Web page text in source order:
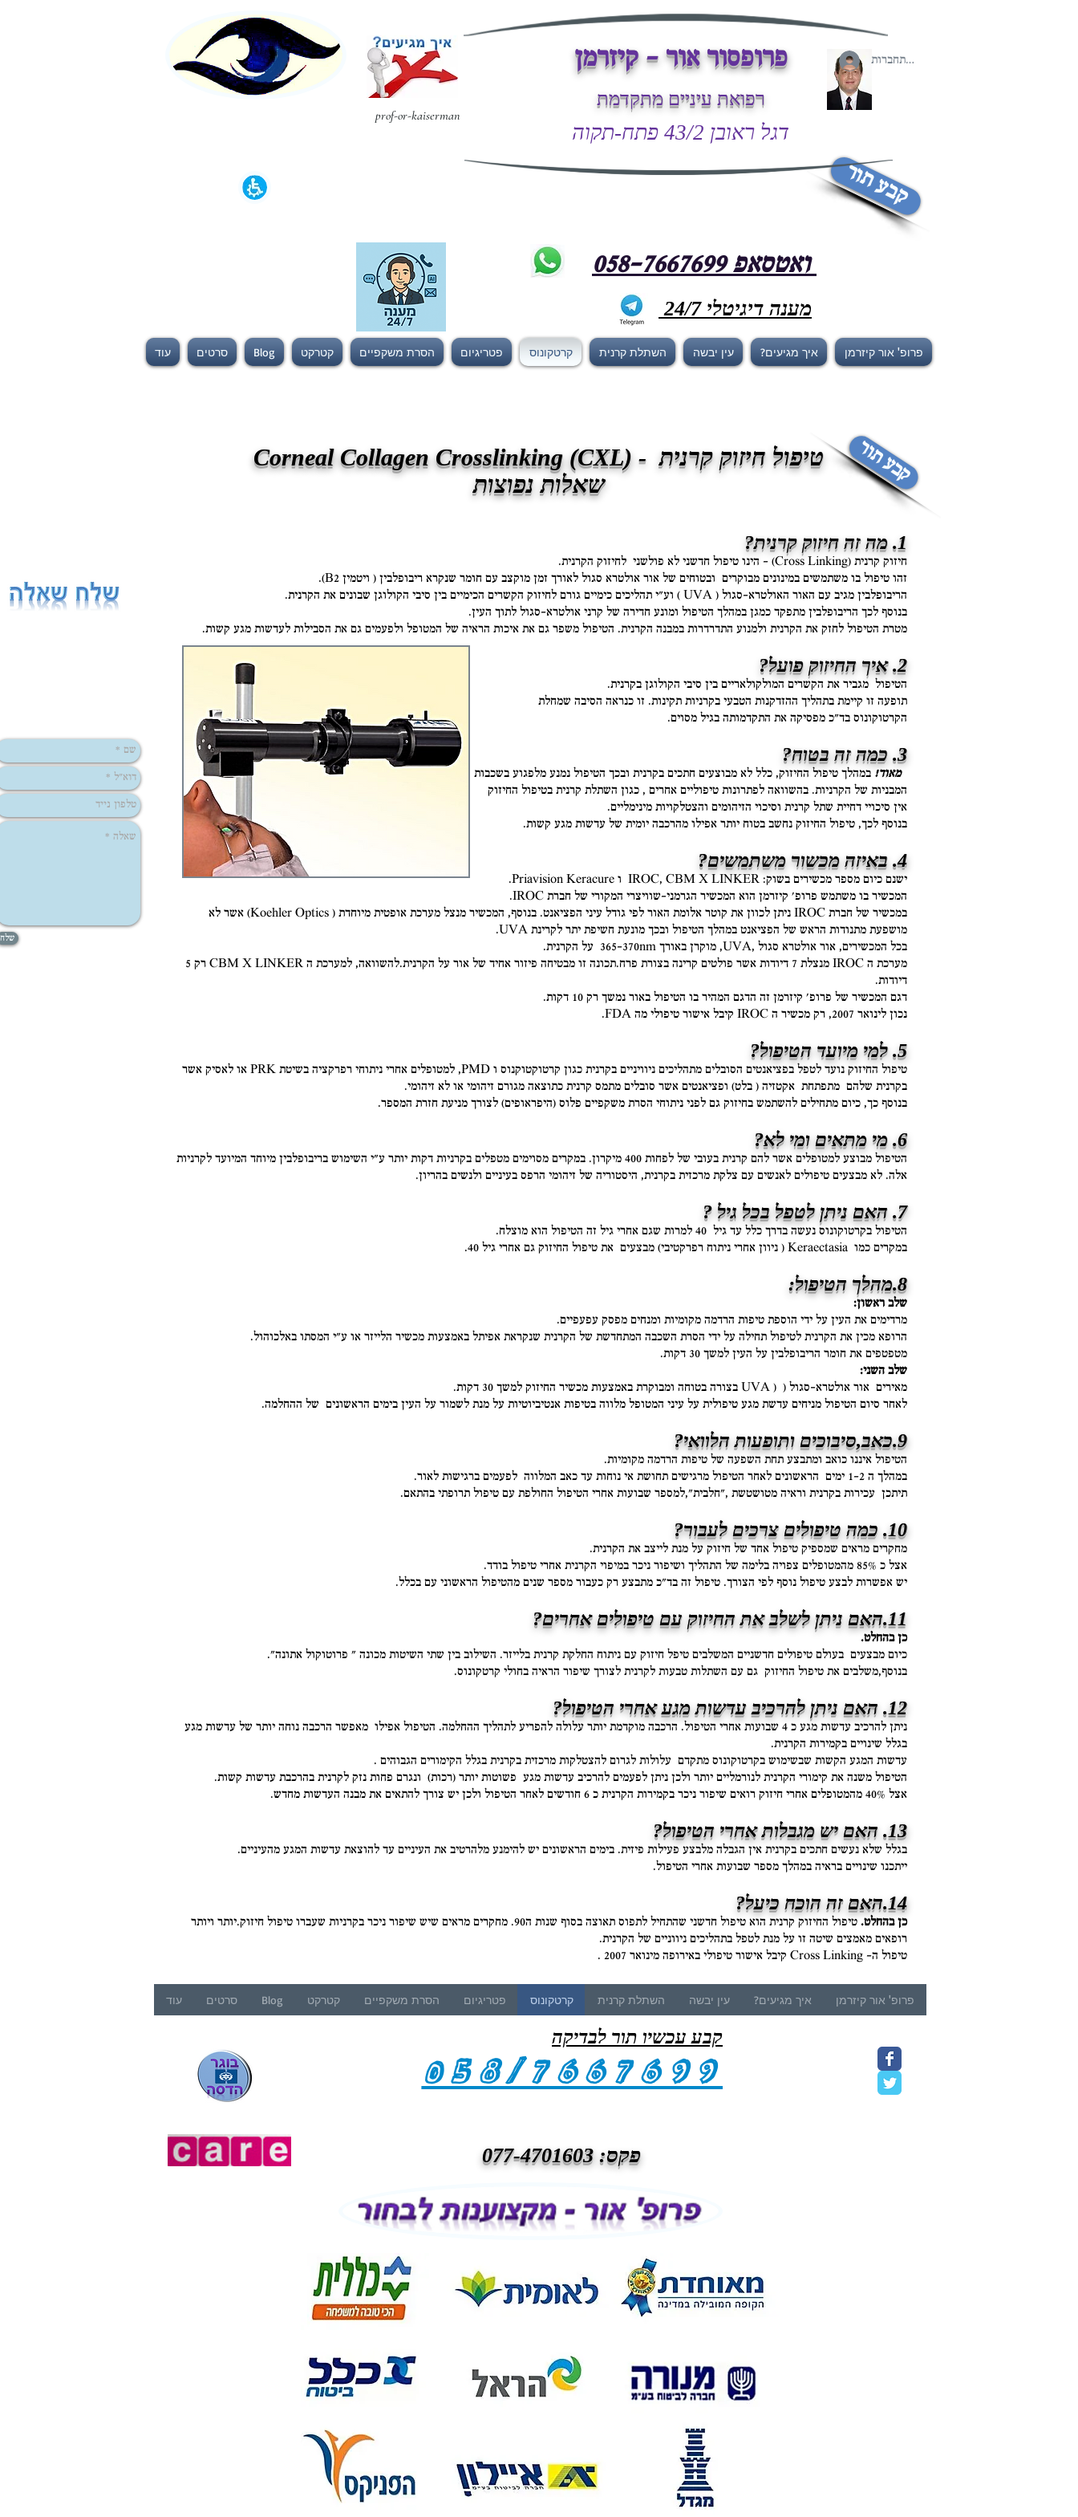
פרופסור אור - קיזרמן
רפואת עיניים מתקדמת
דגל ראובן 43/2 פתח-תקוה
להתחברות
prof-or-kaiserman
קבע תור
ואטסאפ 058-7667699
מענה דיגיטלי 24/7
פרופ' אור קיזרמן איך מגיעים? עין יבשה השתלת קרנית קרטקונוס פטריגיום הסרת משקפיים קטרקט Blog סרטים עוד
טיפול חיזוק קרנית - (Corneal Collagen Crosslinking (CXL
שאלות נפוצות
1. מה זה חיזוק קרנית?
חיזוק קרנית (Cross Linking) – הינו טיפול חדשני לא פולשני לחיזוק הקרנית.
זהו טיפול בו משתמשים במינונים מבוקרים ובטוחים של אור אולטרא סגול לאורך זמן מוקצב עם חומר שנקרא ריבופלבין ( ויטמין B2).
הריבופלבין מגיב עם האור האולטרא-סגול ( UVA ) וע"י תהליכים כימיים גורם לחיזוק הקשרים הכימיים בין סיבי הקולוגן שבונים את הקרנית.
בנוסף לכך הריבופלבין מתפקד כמגן במהלך הטיפול ומונע חדירה של קרני אולטרא-סגול לתוך העין.
מטרת הטיפול לחזק את הקרנית ולמנוע התדרדרות במבנה הקרנית. הטיפול משפר גם את איכות הראיה של המטופל ולפעמים גם את הסבילות לעדשות מגע קשות.
2. איך החיזוק פועל?
הטיפול מגביר את הקשרים המולקולאריים בין סיבי הקולוגן בקרנית.
תופעה זו קיימת בתהליך ההזדקנות הטבעי בקרניות תקינות. זו כנראה הסיבה שמחלת
הקרטוקונוס בד"כ מפסיקה את התקדמותה בגיל מסוים.
3. כמה זה בטוח?
מאוד! במהלך טיפול החיזוק, כלל לא מבוצעים חתכים בקרנית ובכך הטיפול נמנע מלפגוע בשכבות
המבניות של הקרניות. בהשוואה לפתרונות טיפוליים אחרים , כגון השתלת קרנית בטיפול החיזוק
אין סיכויי דחיית שתל קרנית וסיכוי הזיהומים והצטלקויות מינימליים.
בנוסף לכך, טיפול החיזוק נחשב בטוח יותר אפילו מהרכבה יומית של עדשות מגע קשות.
4. באיזה מכשור משתמשים?
ישנם כיום מספר מכשירים בשוק: IROC, CBM X LINKER ו Priavision Keracure.
המכשיר בו משתמש פרופ' קיזרמן הוא המכשיר הגרמני-שוויצרי המקורי של חברת IROC.
במכשיר של חברת IROC ניתן לכוון את קוטר אלומת האור לפי גודל עיני הפציאנט. בנוסף, המכשיר מנצל מערכת אופטית מיוחדת ( Koehler Optics) אשר לא
מושפעת מתנודות הראש של הפציאנט במהלך הטיפול ובכך מונעת חשיפת יתר לקרינת UVA.
בכל המכשירים, אור אולטרא סגול ,UVA, מוקרן באורך 365-370nm על הקרנית.
מערכת ה IROC מנצלת 7 דיודות אשר פולטים קרינה בצורת פרח.תכונה זו מבטיחה פיזור אחיד של אור על הקרנית.להשוואה, למערכת ה CBM X LINKER רק 5
דיודות.
דגם המכשיר של פרופ' קיזרמן זה הדגם המהיר בו הטיפול באור נמשך רק 10 דקות.
נכון לינואר 2007, רק מכשיר ה IROC קיבל אישור טיפולי מה FDA.
5. למי מיועד הטיפול?
טיפול החיזוק נועד לטפל בפציאנטים הסובלים מתהליכים ניוויניים בקרנית כגון קרטוקטוקנוס ו PMD, למטופלים אחרי ניתוחי רפרקציה בשיטת PRK או לאסיק אשר
בקרנית שלהם מתפתחת אקטזיה ( בלט) ופציאנטים אשר סובלים מתמס קרנית כתוצאה מגורם זיהומי או לא זיהומי.
בנוסף כך, כיום מתחילים להשתמש בחיזוק גם לפני ניתוחי הסרת משקפיים פלוס (היפראופים) לצורך מניעת חזרת המספר.
6. מי מתאים ומי לא?
הטיפול מבוצע למטופלים אשר להם קרנית בעובי של לפחות 400 מיקרון. במקרים מסוימים מטפלים בקרניות דקות יותר ע"י השימוש בריבופלבין מיוחד המיועד לקרניות
אלה. לא מבצעים טיפולים לאנשים עם צלקת מרכזית בקרנית, היסטוריה של זיהומי הרפס בעיניים ולנשים בהריון.
7. האם ניתן לטפל בכל גיל ?
הטיפול בקרטוקונוס נעשה בדרך כלל עד גיל 40 למרות שגם אחרי גיל זה הטיפול הוא מוצלח.
במקרים כמו Keraectasia ( ניוון אחרי ניתוח רפרקטיבי) מבצעים את טיפול החיזוק גם אחרי גיל 40.
8.מהלך הטיפול:
שלב ראשון:
מרדימים את העין על ידי הוספת טיפות הרדמה מקומיות ומנחים מפסק עפעפיים.
הרופא מכין את הקרנית לטיפול תחילה על ידי הסרת השכבה המתחדשת של הקרנית שנקראת אפיתל באמצעות מכשיר הלייזר או ע"י המסתו באלכוהול.
מטפטפים את חומר הריבופלבין על העין למשך 30 דקות.
שלב השני:
מאירים אור אולטרא-סגול ( ( UVA בצורה בטוחה ומבוקרת באמצעות מכשיר החיזוק למשך 30 דקות.
לאחר סיום הטיפול מניחים עדשת מגע טיפולית על עיני המטופל מלווה בטיפות אנטיביוטיות על מנת לשמור על העין בימים הראשונים של ההחלמה.
9.כאב,סיבוכים ותופעות הלוואי?
הטיפול איננו כואב ומתבצע תחת השפעה של טיפות הרדמה מקומיות.
במהלך ה 1-2 ימים הראשונים לאחר הטיפול מרגישים תחושת אי נוחות עד כאב המלווה לפעמים ברגישות לאור.
תיתכן עכירות בקרנית וראיה מטושטשת ,"חלבית",למספר שבועות אחרי הטיפול החולפת עם טיפול תרופתי בהתאם.
10. כמה טיפולים צרכים לעבור?
מחקרים מראים שמספיק טיפול אחד של חיזוק על מנת לייצב את הקרנית.
אצל כ 85% מהמטופלים צפויה בלימה של התהליך ושיפור ניכר במיפוי הקרנית אחרי טיפול בודד.
יש אפשרות לבצע טיפול נוסף לפי הצורך. טיפול זה בד"כ מתבצע רק כעבור מספר שנים מהטיפול הראשוני עם בכלל.
11.האם ניתן לשלב את החיזוק עם טיפולים אחרים?
כן בהחלט.
כיום מבצעים בעולם טיפולים חדשניים המשלבים טיפל חיזוק עם ניתוח החלקת קרנית בלייזר. השילוב בין שתי השיטות מכונה " פרוטוקול אתונה".
בנוסף,משלבים את טיפול החיזוק גם עם השתלות טבעות לקרנית לצורך שיפור הראיה בחולי קרטקונוס.
12. האם ניתן להרכיב עדשות מגע אחרי הטיפול?
ניתן להרכיב עדשות מגע כ 4 שבועות אחרי הטיפול. הרכבה מוקדמת יותר עלולה להפריע לתהליך ההחלמה. הטיפול אפילו מאפשר הרכבה נוחה יותר של עדשות מגע
בגלל שינויים בקמירות הקרנית.
עדשות המגע הקשות שבשימוש בקרטוקונוס מתקדם עלולות לגרום להצטלקות מרכזית בקרנית בגלל הקימורים הגבוהים .
הטיפול משנה את קימורי הקרנית לנורמליים יותר ולכן ניתן לפעמים להרכיב עדשות מגע פשוטות יותר (רכות) ונגרם פחות נזק לקרנית בהרכבת עדשות קשות.
אצל 40% מהמטופלים אחרי חיזוק רואים שיפור ניכר בקמירות הקרנית כ 6 חודשים לאחר הטיפול ולכן יש צורך להתאים את מבנה העדשות מחדש.
13. האם יש מגבלות אחרי הטיפול?
בגלל שלא נעשים חתכים בקרנית אין הגבלה מלבצע פעילות פיזית. בימים הראשונים יש להימנע מלהרטיב את העיניים עד להוצאת עדשות המגע מהעיניים.
ייתכנו שינויים בראיה במהלך מספר שבועות אחרי הטיפול.
14.האם זה הוכח כיעל?
כן בהחלט.
טיפול החיזוק קרנית הוא טיפול חדשני שהתחיל לתפוס תאוצה בסוף שנות ה90. מחקרים מראים שיש שיפור ניכר בקרניות שעברו טיפול חיזוק.יותר ויותר
רופאים מאמצים שיטה זו על מנת לטפל בתהליכים ניווניים של הקרנית.
טיפול ה– Cross Linking קיבל אישור טיפולי באירופה מינואר 2007 .
קבע תור
שלח
פרופ' אור קיזרמן איך מגיעים? עין יבשה השתלת קרנית קרטקונוס פטריגיום הסרת משקפיים קטרקט Blog סרטים עוד
קבע עכשיו תור לבדיקה
058/7667699
פקס: 077-4701603